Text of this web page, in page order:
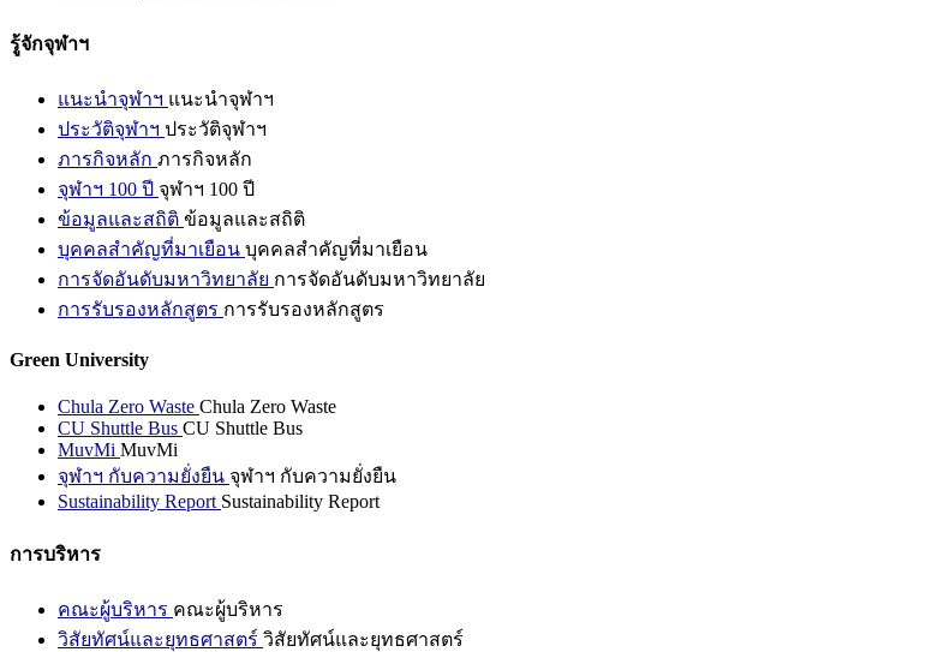
รู้จักจุฬาฯ
แนะนำจุฬาฯ แนะนำจุฬาฯ
ประวัติจุฬาฯ ประวัติจุฬาฯ
ภารกิจหลัก ภารกิจหลัก
จุฬาฯ 100 ปี จุฬาฯ 100 ปี
ข้อมูลและสถิติ ข้อมูลและสถิติ
บุคคลสำคัญที่มาเยือน บุคคลสำคัญที่มาเยือน
การจัดอันดับมหาวิทยาลัย การจัดอันดับมหาวิทยาลัย
การรับรองหลักสูตร การรับรองหลักสูตร
Green University
Chula Zero Waste Chula Zero Waste
CU Shuttle Bus CU Shuttle Bus
MuvMi MuvMi
จุฬาฯ กับความยั่งยืน จุฬาฯ กับความยั่งยืน
Sustainability Report Sustainability Report
การบริหาร
คณะผู้บริหาร คณะผู้บริหาร
วิสัยทัศน์และยุทธศาสตร์ วิสัยทัศน์และยุทธศาสตร์